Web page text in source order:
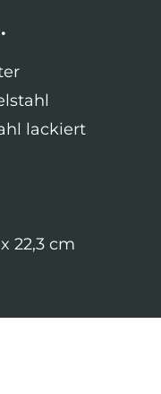
lackiert
22,3 cm